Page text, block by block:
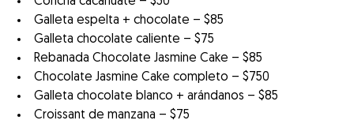
Galleta espelta + chocolate – $85
Galleta chocolate caliente – $75
Rebanada Chocolate Jasmine Cake – $85
Chocolate Jasmine Cake completo – $750
Galleta chocolate blanco + arándanos – $85
Croissant de manzana – $75